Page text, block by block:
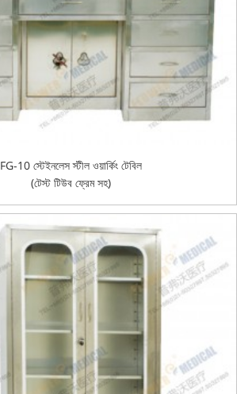
FG-10 স্টেইনলেস স্টীল ওয়ার্কিং টেবিল
(টেস্ট টিউব ফ্রেম সহ)